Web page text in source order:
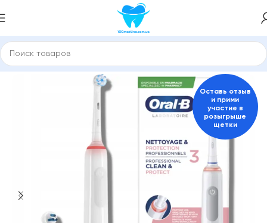
Главная Электрические зубные щетки Для взрослых
Оставь отзыв
и прими
участие в
розыгрыше
щетки